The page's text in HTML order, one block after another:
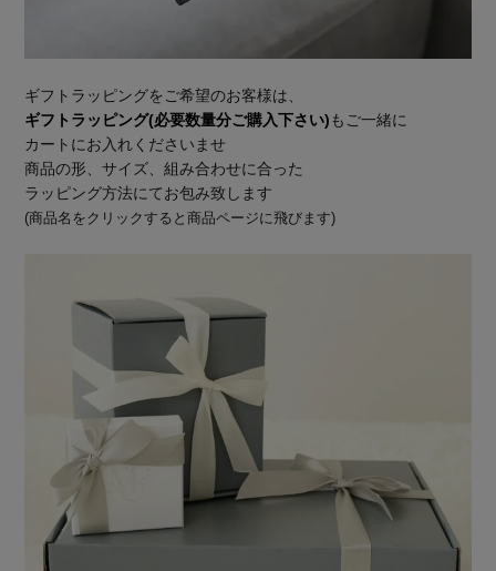
ギフトラッピングをご希望のお客様は、
ギフトラッピング(必要数量分ご購入下さい)もご一緒に
カートにお入れくださいませ
商品の形、サイズ、組み合わせに合った
ラッピング方法にてお包み致します
(商品名をクリックすると商品ページに飛びます)